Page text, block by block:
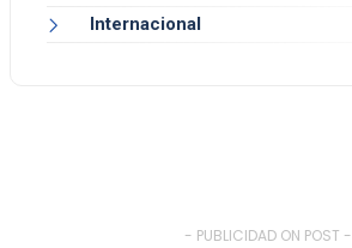
Internacional
- PUBLICIDAD ON POST -